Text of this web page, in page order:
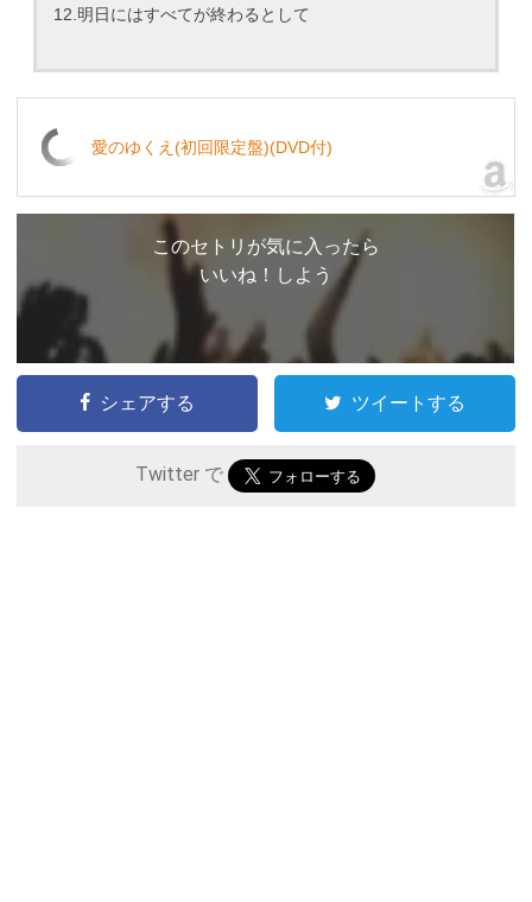
12.明日にはすべてが終わるとして
愛のゆくえ(初回限定盤)(DVD付)
このセトリが気に入ったら
いいね！しよう
シェアする ツイートする
Twitter で